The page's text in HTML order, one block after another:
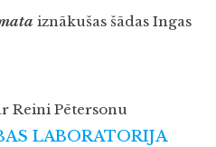
iznākušas šādas Ingas
Reini Pētersonu
LABORATORIJA